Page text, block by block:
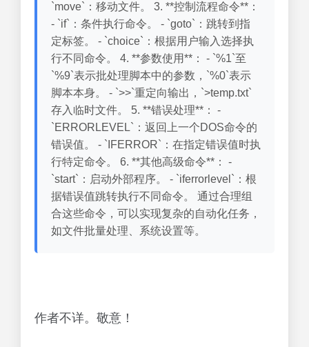
`move`：移动文件。 3. **控制流程命令**：
- `if`：条件执行命令。 - `goto`：跳转到指
定标签。 - `choice`：根据用户输入选择执
行不同命令。 4. **参数使用**： - `%1`至
`%9`表示批处理脚本中的参数，`%0`表示
脚本本身。 - `>>`重定向输出，`>temp.txt`
存入临时文件。 5. **错误处理**： -
`ERRORLEVEL`：返回上一个DOS命令的
错误值。 - `IFERROR`：在指定错误值时执
行特定命令。 6. **其他高级命令**： -
`start`：启动外部程序。 - `iferrorlevel`：根
据错误值跳转执行不同命令。 通过合理组
合这些命令，可以实现复杂的自动化任务，
如文件批量处理、系统设置等。
作者不详。敬意！